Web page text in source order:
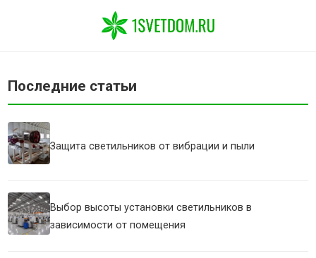
Последние статьи
Защита светильников от вибрации и пыли
Выбор высоты установки светильников в
зависимости от помещения